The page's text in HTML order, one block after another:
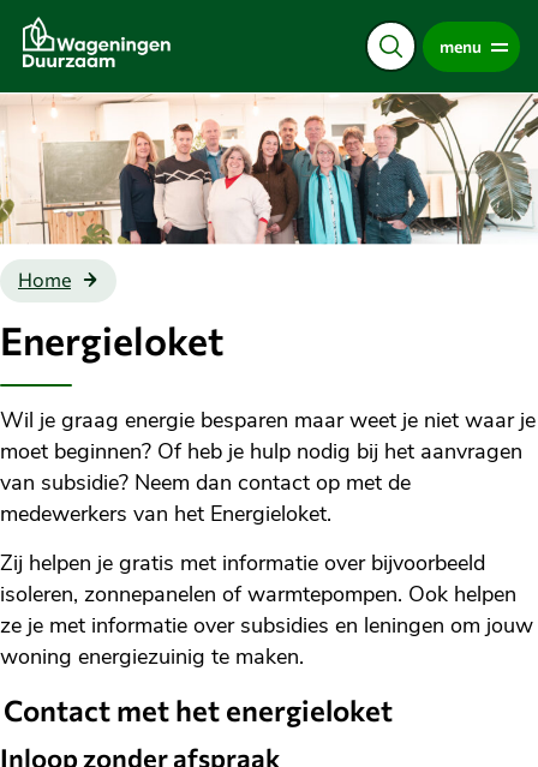
Direct
naar
de
content
menu
Home Energieloket
Energieloket
Wil je graag energie besparen maar weet je niet waar je
moet beginnen? Of heb je hulp nodig bij het aanvragen
van subsidie? Neem dan contact op met de
medewerkers van het Energieloket.
Zij helpen je gratis met informatie over bijvoorbeeld
isoleren, zonnepanelen of warmtepompen. Ook helpen
ze je met informatie over subsidies en leningen om jouw
woning energiezuinig te maken.
Contact met het energieloket
Inloop zonder afspraak